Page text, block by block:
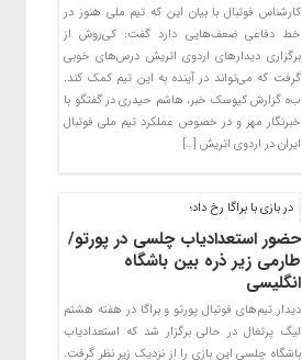
کارشناس فوتبال با بیان این که تیم ملی هنوز در
خط دفاعی ضعف‌هایی دارد گفت: کی‌روش از
برگزاری دیدارهای اردوی اتریش درس‌های خوبی
گرفت که می‌تواند در آینده به این تیم کمک کند.
ب‌ه گزارش کیوسک خبر، هاشم حیدری در گفتگو با
خبرنگار مهر و در خصوص عملکرد تیم ملی فوتبال
ایران در اردوی اتریش […]
در بازی با براگا رخ داد؛
حضور استعدادیاب چلسی در پورتو/
طارمی زیر ذره بین باشگاه
انگلیسی
دیدار تیم‌های فوتبال پورتو و براگا در هفته هشتم
لیگ پرتغال در حالی برگزار شد که استعدادیاب
باشگاه چلسی این بازی را از نزدیک زیر نظر گرفت.